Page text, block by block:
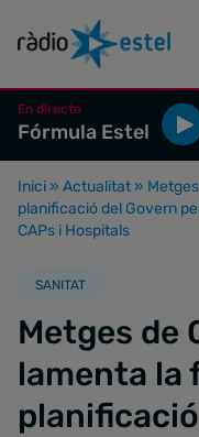
En directe
Fórmula Estel
Inici » Actualitat »
planificació del Govern
CAPs i Hospitals
SANITAT
Metges de
lamenta la